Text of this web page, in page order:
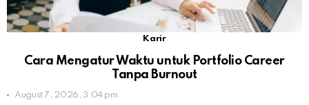
Karir
Cara Mengatur Waktu untuk Portfolio Career
Tanpa Burnout
August 7, 2026, 3:04 pm